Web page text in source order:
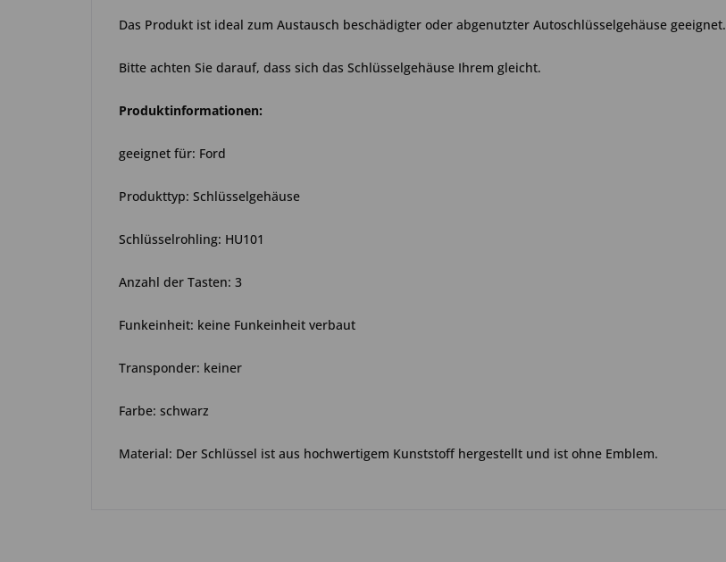
Das Produkt ist ideal zum Austausch beschädigter oder abgenutzter Autoschlüsselgehäuse geeignet.
Bitte achten Sie darauf, dass sich das Schlüsselgehäuse Ihrem gleicht.
Produktinformationen:
geeignet für: Ford
Produkttyp: Schlüsselgehäuse
Schlüsselrohling: HU101
Anzahl der Tasten: 3
Funkeinheit: keine Funkeinheit verbaut
Transponder: keiner
Farbe: schwarz
Material: Der Schlüssel ist aus hochwertigem Kunststoff hergestellt und ist ohne Emblem.